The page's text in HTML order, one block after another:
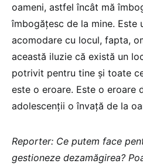
oameni, astfel încât mă
îmbogățesc de la mine. Este
acomodare cu locul, fapta,
această iluzie că există un
potrivit pentru tine și toate
este o eroare. Este o eroare
adolescenții o învață de la
Reporter: Ce putem face
gestioneze dezamăgirea?